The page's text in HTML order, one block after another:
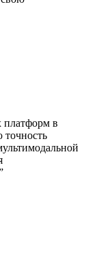
платформ в
точность